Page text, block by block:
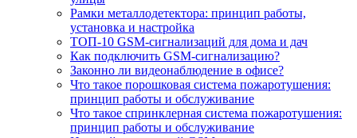
Рамки металлодетектора: принцип работы,
установка и настройка
ТОП-10 GSM-сигнализаций для дома и дач
Как подключить GSM-сигнализацию?
Законно ли видеонаблюдение в офисе?
Что такое порошковая система пожаротушения:
принцип работы и обслуживание
Что такое спринклерная система пожаротушения:
принцип работы и обслуживание